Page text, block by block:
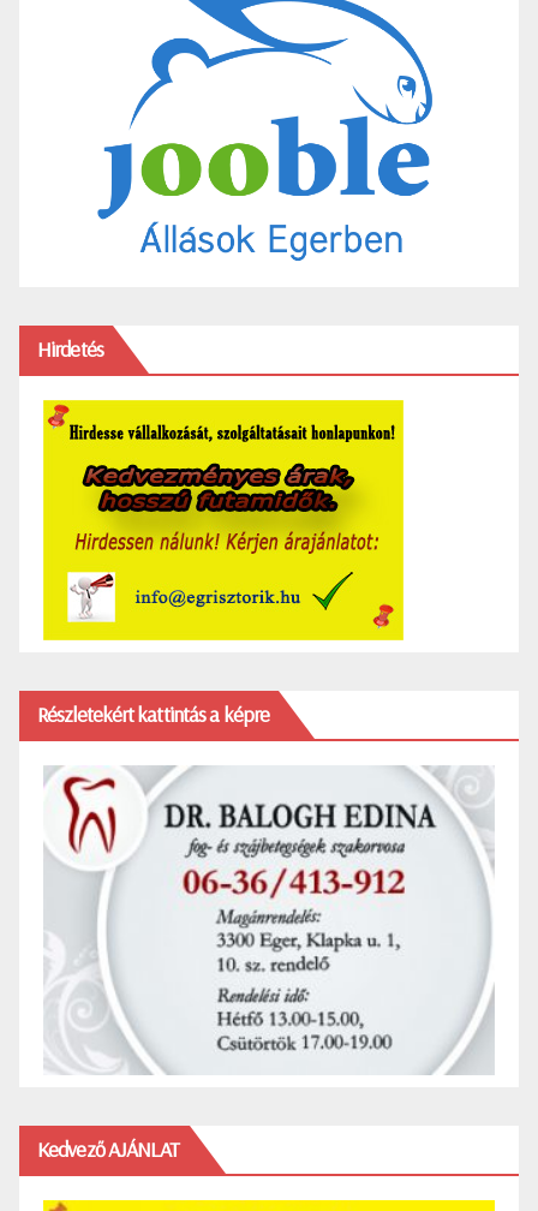
Hirdetés
Részletekért kattintás a képre
Kedvező AJÁNLAT